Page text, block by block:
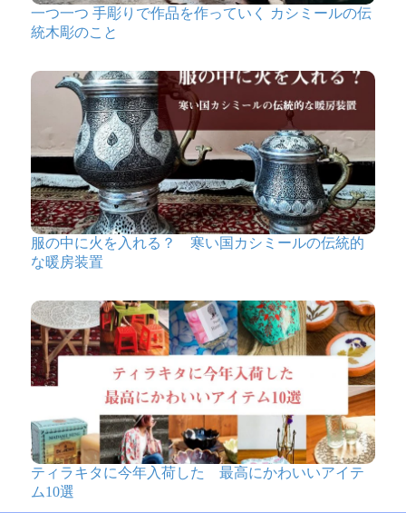
一つ一つ 手彫りで作品を作っていく カシミールの伝
統木彫のこと
服の中に火を入れる？ 寒い国カシミールの伝統的
な暖房装置
ティラキタに今年入荷した 最高にかわいいアイテ
ム10選